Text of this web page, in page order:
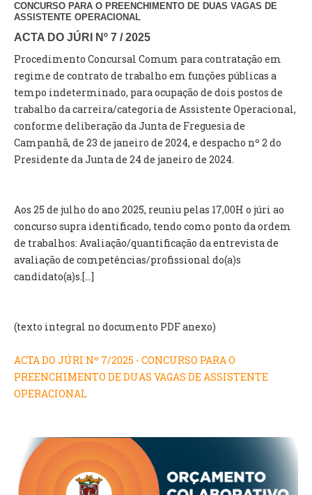
ASSEMBLEIA DE FREGUESIA
DOCUMENTOS
GERAIS
ATESTADOS
VENDA AMBULANTE
EMPREGO (GIP)
CONCURSO PARA O PREENCHIMENTO DE DUAS VAGAS DE
ASSISTENTE OPERACIONAL
ACTA DO JÚRI Nº 7 / 2025
Procedimento Concursal Comum para contratação em
regime de contrato de trabalho em funções públicas a
tempo indeterminado, para ocupação de dois postos de
trabalho da carreira/categoria de Assistente Operacional,
conforme deliberação da Junta de Freguesia de
Campanhã, de 23 de janeiro de 2024, e despacho nº 2 do
Presidente da Junta de 24 de janeiro de 2024.
Aos 25 de julho do ano 2025, reuniu pelas 17,00H o júri ao
concurso supra identificado, tendo como ponto da ordem
de trabalhos: Avaliação/quantificação da entrevista de
avaliação de competências/profissional do(a)s
candidato(a)s.[...]
(texto integral no documento PDF anexo)
ACTA DO JÚRI Nº 7/2025 - CONCURSO PARA O
PREENCHIMENTO DE DUAS VAGAS DE ASSISTENTE
OPERACIONAL